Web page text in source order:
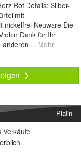
Rot Details: Silber-
mit
nickelfrei Neuware Die
Dank für Ihr
anderen ... Mehr
Platin
Verkäufe